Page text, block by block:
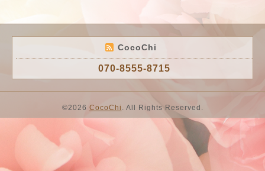
CocoChi
070-8555-8715
©2026 CocoChi . All Rights Reserved.